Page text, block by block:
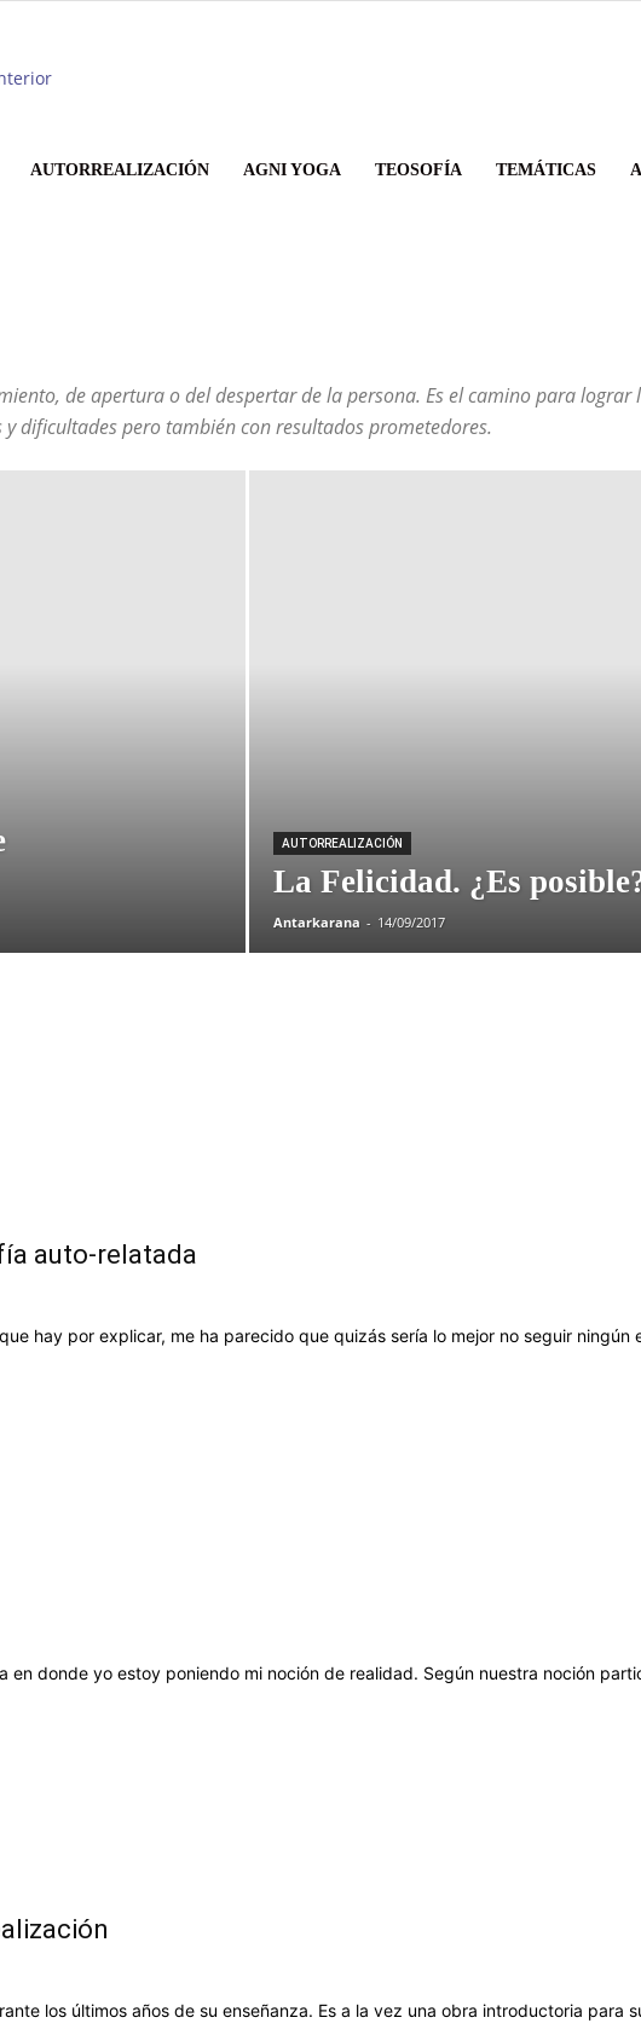
Antarkarana
AUTORREALIZACIÓN AGNI YOGA TEOSOFÍA TEMÁTICAS
de apertura o del despertar de la persona. Es el camino para lograr
dificultades pero también con resultados prometedores.
AUTORREALIZACIÓN
La Felicidad. ¿Es
Antarkarana - 14/09/2017
auto-relatada
hay por explicar, me ha parecido que quizás sería lo mejor no seguir ningún
en donde yo estoy poniendo mi noción de realidad. Según nuestra noción
los últimos años de su enseñanza. Es a la vez una obra introductoria para